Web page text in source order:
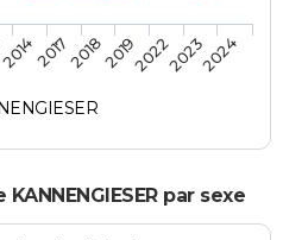
201720182019202220232024
par sexe